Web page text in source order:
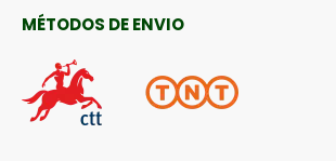
MÉTODOS DE ENVIO